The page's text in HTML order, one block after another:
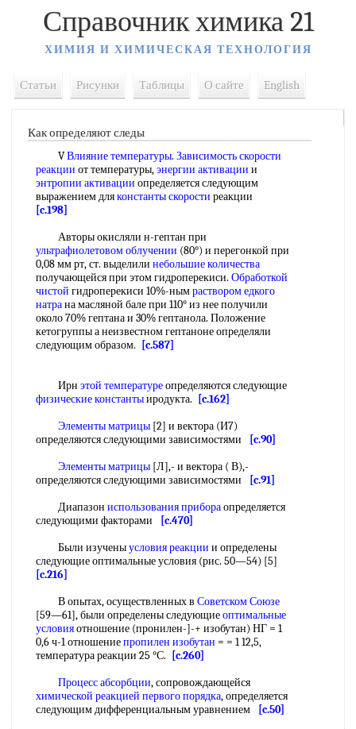
Справочник химика 21
ХИМИЯ И ХИМИЧЕСКАЯ ТЕХНОЛОГИЯ
Статьи Рисунки Таблицы О сайте English
Как определяют следы
VВлияние температуры. Зависимость скорости
реакции от температуры,энергии активации и
энтропии активации определяется следующим
выражением дляконстанты скорости реакции
[c.198]
Авторы окисляли н-гептан при
ультрафиолетовом облучении (80°) и перегонкой при
0,08 мм рт, ст. выделили небольшие количества
получающейся при этом гидроперекиси. Обработкой
чистой гидроперекиси 10%-нымраствором едкого
натрана масляной бале при 110° из нее получили
около 70% гептана и 30% гептанола. Положение
кетогруппы а неизвестном гептаноне определяли
следующим образом.
[c.587]
Ирн этой температуреопределяются следующие
физические константыиродукта.
[c.162]
Элементы матрицы [2] и вектора (И7)
определяются следующими зависимостями
[c.90]
Элементы матрицы [Л],- и вектора ( В),-
определяются следующими зависимостями
[c.91]
Диапазон использования прибораопределяется
следующими факторами
[c.470]
Были изученыусловия реакции и определены
следующие оптимальные условия (рис. 50—54) [5]
[c.216]
В опытах, осуществленных в Советском Союзе
[59—61], были определены следующиеоптимальные
условияотношение (пронилен-]-+ изобутан) НГ = 1
0,6 ч-1 отношениепропилен изобутан = = 1 12,5,
температура реакции 25 °С.
[c.260]
Процесс абсорбции, сопровождающейся
химической реакцией первого порядка, определяется
следующим дифференциальным уравнением
[c.50]